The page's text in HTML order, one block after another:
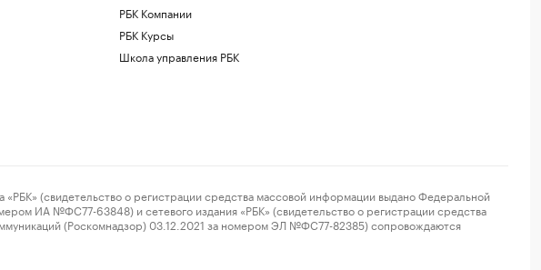
РБК Компании
РБК Курсы
Школа управления РБК
(свидетельство о регистрации средства массовой информации выдано Федеральной
ИА №ФС77-63848) и сетевого издания «РБК» (свидетельство о регистрации средства
(Роскомнадзор) 03.12.2021 за номером ЭЛ №ФС77-82385) сопровождаются